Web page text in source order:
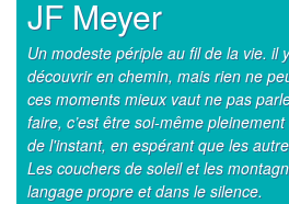
JF Meyer
Un modeste périple au fil de la vie. il
découvrir en chemin, mais rien ne
ces moments mieux vaut ne pas
faire, c’est être soi-même
de l'instant, en espérant que les
Les couchers de soleil et les
langage propre et dans le silence.